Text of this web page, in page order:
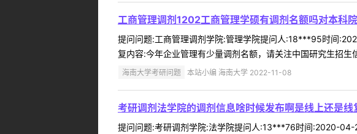
工商管理调剂1202工商管理学硕有调剂名额吗对本科
提问问题:工商管理调剂学院:管理学院提问人:18***95时间
复内容:今年企业管理有少量调剂名额，请关注中国研究生招生
海南大学考研问题 本站小编 海南大学 2022-11-08
考研调剂法学院的调剂信息啥时候发布啊是线上还是线
提问问题:考研调剂学院:法学院提问人:13***76时间:2020-04-